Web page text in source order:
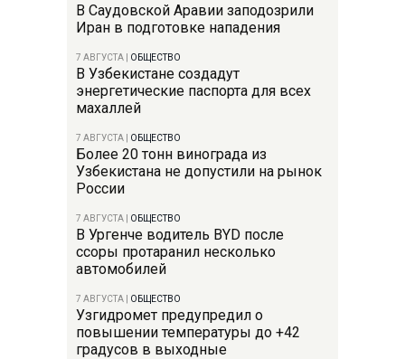
В Саудовской Аравии заподозрили
Иран в подготовке нападения
7 АВГУСТА ОБЩЕСТВО
В Узбекистане создадут
энергетические паспорта для всех
махаллей
7 АВГУСТА ОБЩЕСТВО
Более 20 тонн винограда из
Узбекистана не допустили на рынок
России
7 АВГУСТА ОБЩЕСТВО
В Ургенче водитель BYD после
ссоры протаранил несколько
автомобилей
7 АВГУСТА ОБЩЕСТВО
Узгидромет предупредил о
повышении температуры до +42
градусов в выходные